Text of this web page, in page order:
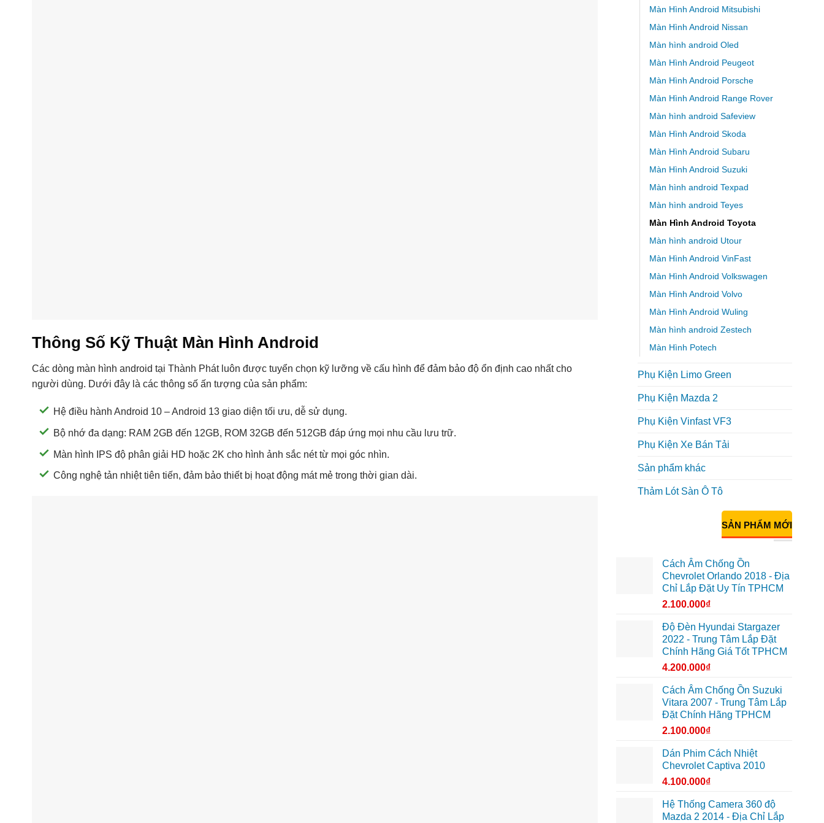
Thông Số Kỹ Thuật Màn Hình Android
Các dòng màn hình android tại Thành Phát luôn được tuyển chọn kỹ lưỡng về cấu hình để đảm bảo độ ổn định cao nhất cho
người dùng. Dưới đây là các thông số ấn tượng của sản phẩm:
Hệ điều hành Android 10 – Android 13 giao diện tối ưu, dễ sử dụng.
Bộ nhớ đa dạng: RAM 2GB đến 12GB, ROM 32GB đến 512GB đáp ứng mọi nhu cầu lưu trữ.
Màn hình IPS độ phân giải HD hoặc 2K cho hình ảnh sắc nét từ mọi góc nhìn.
Công nghệ tản nhiệt tiên tiến, đảm bảo thiết bị hoạt động mát mẻ trong thời gian dài.
Màn Hình Android Mitsubishi
Màn Hình Android Nissan
Màn hình android Oled
Màn Hình Android Peugeot
Màn Hình Android Porsche
Màn Hình Android Range Rover
Màn hình android Safeview
Màn Hình Android Skoda
Màn Hình Android Subaru
Màn Hình Android Suzuki
Màn hình android Texpad
Màn hình android Teyes
Màn Hình Android Toyota
Màn hình android Utour
Màn Hình Android VinFast
Màn Hình Android Volkswagen
Màn Hình Android Volvo
Màn Hình Android Wuling
Màn hình android Zestech
Màn Hình Potech
Phụ Kiện Limo Green
Phụ Kiện Mazda 2
Phụ Kiện Vinfast VF3
Phụ Kiện Xe Bán Tải
Sản phẩm khác
Thảm Lót Sàn Ô Tô
SẢN PHẨM MỚI
Cách Âm Chống Ồn
Chevrolet Orlando 2018 - Địa
Chỉ Lắp Đặt Uy Tín TPHCM
2.100.000₫
Độ Đèn Hyundai Stargazer
2022 - Trung Tâm Lắp Đặt
Chính Hãng Giá Tốt TPHCM
4.200.000₫
Cách Âm Chống Ồn Suzuki
Vitara 2007 - Trung Tâm Lắp
Đặt Chính Hãng TPHCM
2.100.000₫
Dán Phim Cách Nhiệt
Chevrolet Captiva 2010
4.100.000₫
Hệ Thống Camera 360 độ
Mazda 2 2014 - Địa Chỉ Lắp